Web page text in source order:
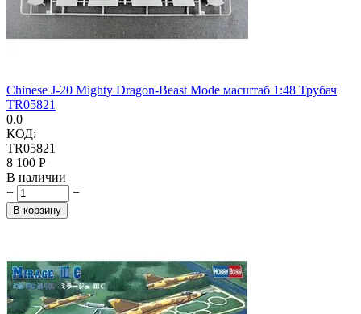
Chinese J-20 Mighty Dragon-Beast Mode масштаб 1:48 Трубач
TR05821
0.0
КОД:
TR05821
8 100 Р
В наличии
+
−
В корзину